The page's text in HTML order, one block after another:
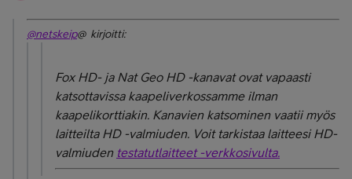
@netskeip@ kirjoitti:
Fox HD- ja Nat Geo HD -kanavat ovat vapaasti
katsottavissa kaapeliverkossamme ilman
kaapelikorttiakin. Kanavien katsominen vaatii myös
laitteilta HD -valmiuden. Voit tarkistaa laitteesi HD-
valmiuden testatutlaitteet -verkkosivulta.